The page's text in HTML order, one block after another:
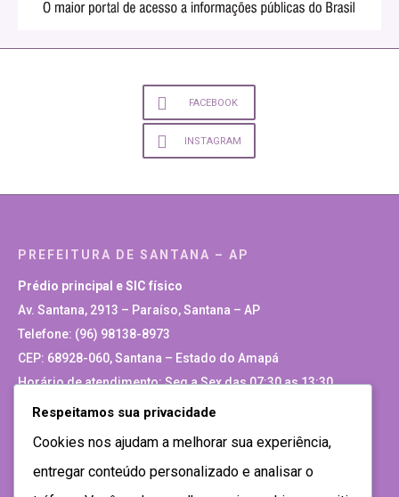
FACEBOOK
INSTAGRAM
PREFEITURA DE SANTANA – AP
Prédio principal e SIC físico
Av. Santana, 2913 – Paraíso, Santana – AP
Telefone: (96) 98138-8973
CEP: 68928-060, Santana – Estado do Amapá
Horário de atendimento: Seg a Sex das 07:30 as 13:30
Site Antigo
Respeitamos sua privacidade
Cookies nos ajudam a melhorar sua experiência,
entregar conteúdo personalizado e analisar o